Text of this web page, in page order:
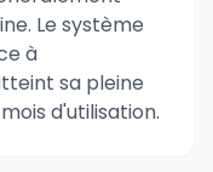
Le système
à
sa pleine
d'utilisation.